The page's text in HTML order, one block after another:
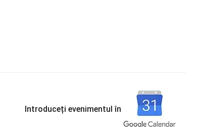
Introduceți evenimentul în